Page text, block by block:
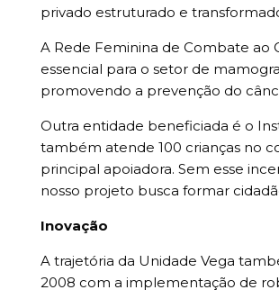
privado estruturado e
A Rede Feminina de Combate ao
essencial para o setor de
promovendo a prevenção do
Outra entidade beneficiada é o
também atende 100 crianças no
principal apoiadora. Sem esse
nosso projeto busca formar
Inovação
A trajetória da Unidade Vega
2008 com a implementação de